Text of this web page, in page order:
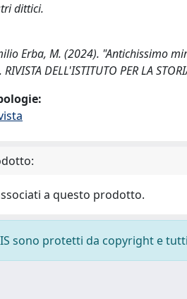
dittici.
Erba, M. (2024). "Antichissimo
DELL'ISTITUTO PER LA
a questo prodotto.
sono protetti da copyright e